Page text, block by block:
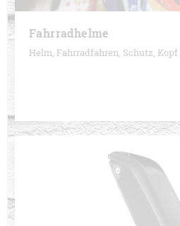
Fahrradhelme
Helm, Fahrradfahren, Schutz, Kopf